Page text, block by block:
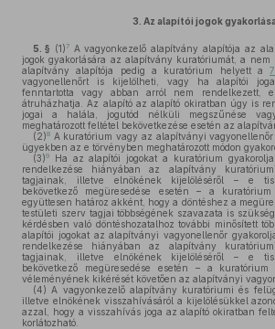
3. Az alapítói jogok gyakorlása
5. § (1)7A vagyonkezelő alapítvány alapítója az
jogok gyakorlására az alapítvány kuratóriumát, a nem
alapítvány alapítója pedig a kuratórium helyett a
vagyonellenőrt is kijelölheti, vagy ha alapítói
fenntartotta vagy abban arról nem rendelkezett,
átruházhatja. Az alapító az alapító okiratban úgy is
jogai a halála, jogutód nélküli megszűnése
meghatározott feltétel bekövetkezése esetén az
(2)8 A kuratórium vagy az alapítványi
ügyekben az e törvényben meghatározott módon
(3)9
Ha az alapítói jogokat a kuratórium
rendelkezése hiányában az alapítvány
tagjainak, illetve elnökének kijelöléséről – e
bekövetkező megüresedése esetén – a
együttesen határoz akként, hogy a döntéshez a
testületi szerv tagjai többségének szavazata is
kérdésben való döntéshozatalhoz további minősített
alapítói jogokat az alapítványi vagyonellenőr
rendelkezése hiányában az alapítvány
tagjainak, illetve elnökének kijelöléséről – e
bekövetkező megüresedése esetén – a
véleményének kikérését követően az alapítványi
(4) A vagyonkezelő alapítvány kuratóriumi és
illetve elnökének visszahívásáról a kijelölésükkel
azzal, hogy a visszahívás joga az alapító okiratban
korlátozható.